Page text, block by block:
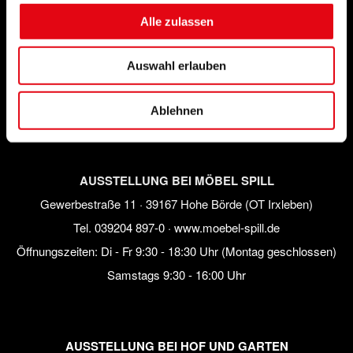
Alle zulassen
Auswahl erlauben
Ablehnen
14641 Nauen (Büroanschrift)
Tel.033 23 4 885 09· Fax 033234 88535 ·info@schweitzer-
bautechnik.de
Bürozeiten:Mo – Fr 10.00 – 16.00 Uhr
Sa nach Vereinbarung
AUSSTELLUNG BEI MÖBEL SPILL
Gewerbestraße 11 · 39167 Hohe Börde (OT Irxleben)
Tel. 039204 897-0 · www.moebel-spill.de
Öffnungszeiten: Di - Fr 9:30 - 18:30 Uhr (Montag geschlossen)
Samstags 9:30 - 16:00 Uhr
AUSSTELLUNG BEI HOF UND GARTEN